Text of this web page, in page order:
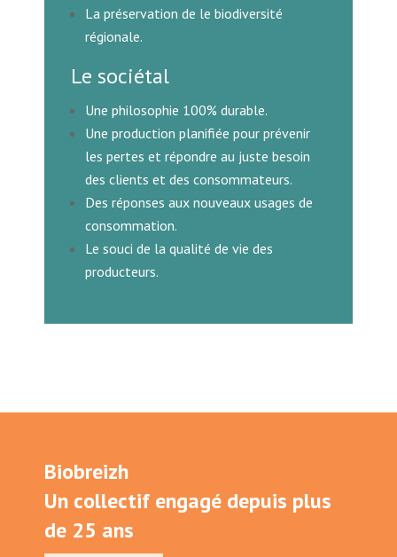
La préservation de le biodiversité
régionale.
Le sociétal
Une philosophie 100% durable.
Une production planifiée pour prévenir
les pertes et répondre au juste besoin
des clients et des consommateurs.
Des réponses aux nouveaux usages de
consommation.
Le souci de la qualité de vie des
producteurs.
Biobreizh
Un collectif engagé depuis plus
de 25 ans